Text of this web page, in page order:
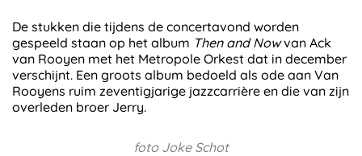
De stukken die tijdens de concertavond worden
gespeeld staan op het album Then and Nowvan Ack
van Rooyen met het Metropole Orkest dat in december
verschijnt. Een groots album bedoeld als ode aan Van
Rooyens ruim zeventigjarige jazzcarrière en die van zijn
overleden broer Jerry.
foto Joke Schot